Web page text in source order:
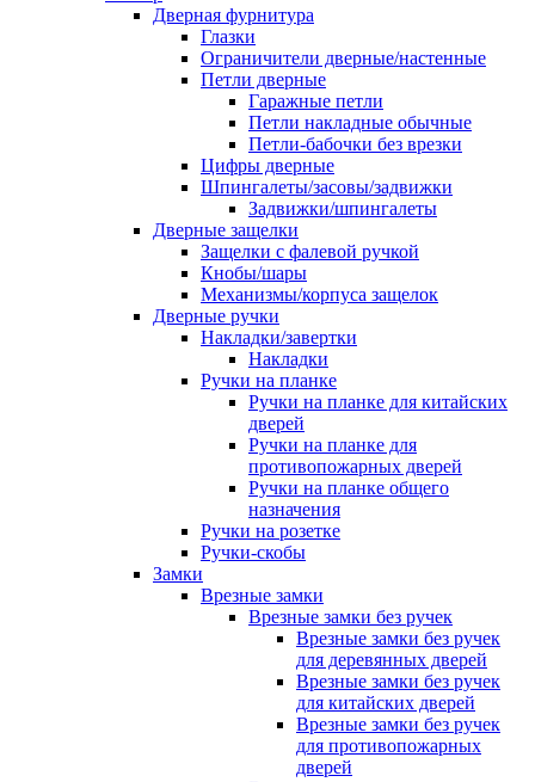
Дверная фурнитура
Глазки
Ограничители дверные/настенные
Петли дверные
Гаражные петли
Петли накладные обычные
Петли-бабочки без врезки
Цифры дверные
Шпингалеты/засовы/задвижки
Задвижки/шпингалеты
Дверные защелки
Защелки с фалевой ручкой
Кнобы/шары
Механизмы/корпуса защелок
Дверные ручки
Накладки/завертки
Накладки
Ручки на планке
Ручки на планке для китайских
дверей
Ручки на планке для
противопожарных дверей
Ручки на планке общего
назначения
Ручки на розетке
Ручки-скобы
Замки
Врезные замки
Врезные замки без ручек
Врезные замки без ручек
для деревянных дверей
Врезные замки без ручек
для китайских дверей
Врезные замки без ручек
для противопожарных
дверей